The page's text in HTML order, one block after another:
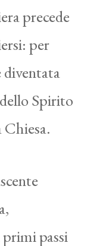
precede
per
diventata
Spirito
passi